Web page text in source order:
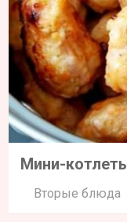
Мини-
Вторые блюда